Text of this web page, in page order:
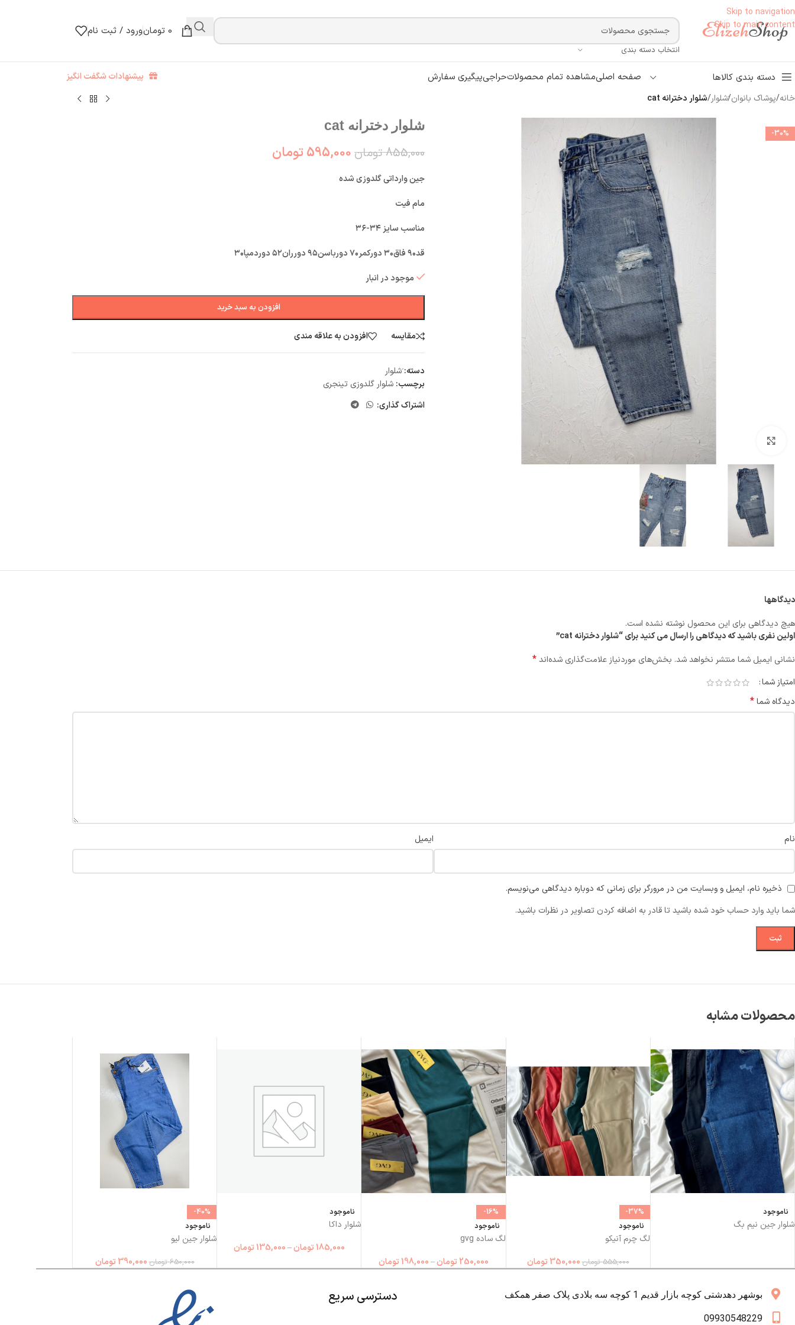
Skip to navigation
Skip to main content
انتخاب دسته بندی
0 تومانورود / ثبت نام
دسته بندی کالاها صفحه اصلیمشاهده تمام محصولاتحراجیپیگیری سفارش
پیشنهادات شگفت انگیز
خانه/پوشاک بانوان/َشلوار/شلوار دخترانه cat
-30%
بزرگنمایی تصویر
شلوار دخترانه cat
855,000 تومان 595,000تومان
جین وارداتی گلدوزی شده
مام فیت
مناسب سایز ۳۴-۳۶
قد۹۰ فاق۳۰ دورکمر۷۰ دورباسن۹۵ دورران۵۲ دوردمپا۳۰
موجود در انبار
افزودن به سبد خرید
مقایسه افزودن به علاقه مندی
دسته: َشلوار
برچسب: شلوار گلدوزی تینجری
اشتراک گذاری:
دیدگاهها
هیچ دیدگاهی برای این محصول نوشته نشده است.
اولین نفری باشید که دیدگاهی را ارسال می کنید برای “شلوار دخترانه cat”
نشانی ایمیل شما منتشر نخواهد شد. بخش‌های موردنیاز علامت‌گذاری شده‌اند*
امتیاز شما
دیدگاه شما*
نام ایمیل
ذخیره نام، ایمیل و وبسایت من در مرورگر برای زمانی که دوباره دیدگاهی می‌نویسم.
شما باید وارد حساب خود شده باشید تا قادر به اضافه کردن تصاویر در نظرات باشید.
محصولات مشابه
ناموجود
شلوار جین نیم بگ
-37%
ناموجود
لگ چرم آنیکو
555,000 تومان 350,000 تومان
-16%
ناموجود
لگ ساده gvg
250,000 تومان–
198,000 تومان
ناموجود
شلوار داکا
185,000 تومان–
135,000 تومان
-40%
ناموجود
شلوار جین لیو
650,000 تومان 390,000 تومان
بوشهر دهدشتی کوچه بازار قدیم 1 کوچه سه بلادی پلاک صفر همکف
09930548229
دسترسی سریع